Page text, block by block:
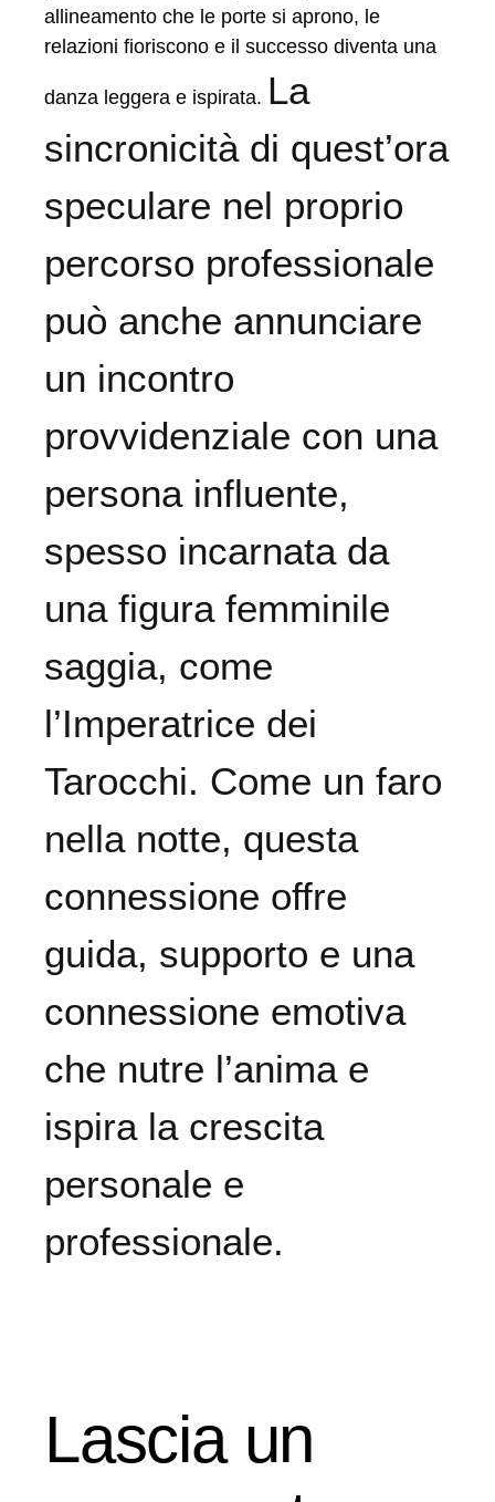
allineamento che le porte si aprono, le
relazioni fioriscono e il successo diventa una
danza leggera e ispirata. La
sincronicità di quest’ora
speculare nel proprio
percorso professionale
può anche annunciare
un incontro
provvidenziale con una
persona influente,
spesso incarnata da
una figura femminile
saggia, come
l’Imperatrice dei
Tarocchi. Come un faro
nella notte, questa
connessione offre
guida, supporto e una
connessione emotiva
che nutre l’anima e
ispira la crescita
personale e
professionale.
Lascia un